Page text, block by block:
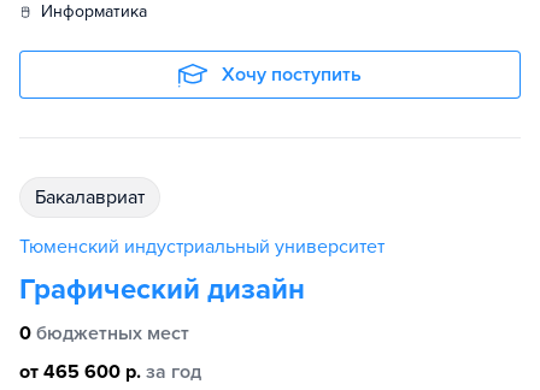
информатика
Хочу поступить
бакалавриат
Тюменский индустриальный университет
Графический дизайн
0 бюджетных мест
от 465 600 р. за год